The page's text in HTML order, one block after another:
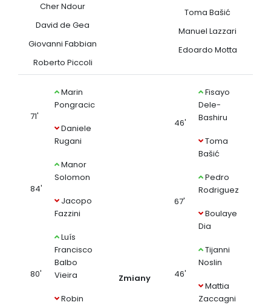
Cher Ndour
David de Gea
Giovanni Fabbian
Roberto Piccoli
Toma Bašić
Manuel Lazzari
Edoardo Motta
71'
Marin
Pongracic
Daniele
Rugani
84'
Manor
Solomon
Jacopo
Fazzini
80'
Luís
Francisco
Balbo
Vieira
Robin
Zmiany
46'
Fisayo
Dele-
Bashiru
Toma
Bašić
67'
Pedro
Rodriguez
Boulaye
Dia
46'
Tijanni
Noslin
Mattia
Zaccagni